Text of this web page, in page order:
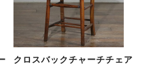
クロスバックチャーチチェア